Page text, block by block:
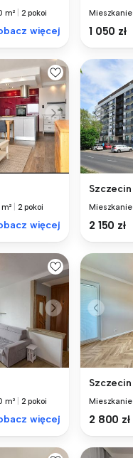
m² 2 pokoi
więcej
Mieszkanie
1 050 zł
m² 2 pokoi
więcej
Szczecin
Mieszkanie
2 150 zł
m² 2 pokoi
więcej
Szczecin
Mieszkanie
2 800 zł